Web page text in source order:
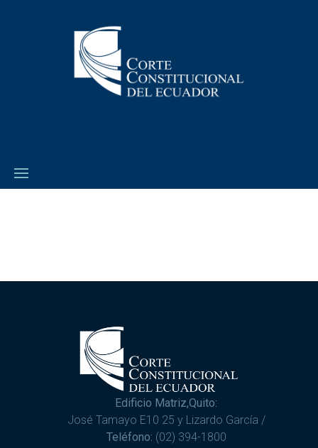
Edificio Matriz,Quito:
José Tamayo E10 25 y Lizardo García /
Teléfono: (02) 394-1800